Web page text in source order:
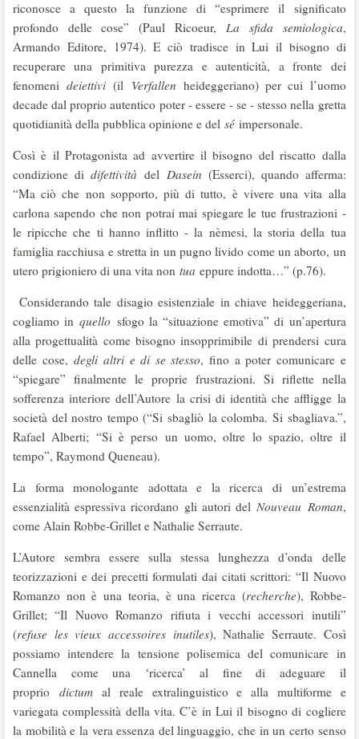
riconosce a questo la funzione di “esprimere il significato
profondo delle cose” (Paul Ricoeur,La sfida semiologica,
Armando Editore, 1974). E ciò tradisce in Lui il bisogno di
recuperare una primitiva purezza e autenticità, a fronte dei
fenomenideiettivi (il Verfallen heideggeriano) per cui l’uomo
decade dal proprio autentico poter - essere - se - stesso nella gretta
quotidianità della pubblica opinione e del sé impersonale.
Così è il Protagonista ad avvertire il bisogno del riscatto dalla
condizione didifettività del Dasein (Esserci), quando afferma:
“Ma ciò che non sopporto, più di tutto, è vivere una vita alla
carlona sapendo che non potrai mai spiegare le tue frustrazioni -
le ripicche che ti hanno inflitto - la nèmesi, la storia della tua
famiglia racchiusa e stretta in un pugno livido come un aborto, un
utero prigioniero di una vita non tua eppure indotta…” (p.76).
Considerando tale disagio esistenziale in chiave heideggeriana,
cogliamo inquello sfogo la “situazione emotiva” di un’apertura
alla progettualità come bisogno insopprimibile di prendersi cura
delle cose,degli altri e di se stesso, fino a poter comunicare e
“spiegare” finalmente le proprie frustrazioni. Si riflette nella
sofferenza interiore dell’Autore la crisi di identità che affligge la
società del nostro tempo (“Si sbagliò la colomba. Si sbagliava.”,
Rafael Alberti; “Si è perso un uomo, oltre lo spazio, oltre il
tempo”, Raymond Queneau).
La forma monologante adottata e la ricerca di un’estrema
essenzialità espressiva ricordano gli autori delNouveau Roman,
come Alain Robbe-Grillet e Nathalie Serraute.
L’Autore sembra essere sulla stessa lunghezza d’onda delle
teorizzazioni e dei precetti formulati dai citati scrittori: “Il Nuovo
Romanzo non è una teoria, è una ricerca (recherche), Robbe-
Grillet; “Il Nuovo Romanzo rifiuta i vecchi accessori inutili”
(refuse les vieux accessoires inutiles), Nathalie Serraute. Così
possiamo intendere la tensione polisemica del comunicare in
Cannella come una ‘ricerca’ al fine di adeguare il
proprio dictumal reale extralinguistico e alla multiforme e
variegata complessità della vita. C’è in Lui il bisogno di cogliere
la mobilità e la vera essenza del linguaggio, che in un certo senso